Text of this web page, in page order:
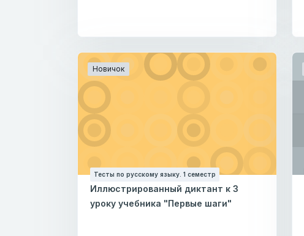
Новичок
Тесты по русскому языку. 1 семестр
Иллюстрированный диктант к 3
уроку учебника "Первые шаги"